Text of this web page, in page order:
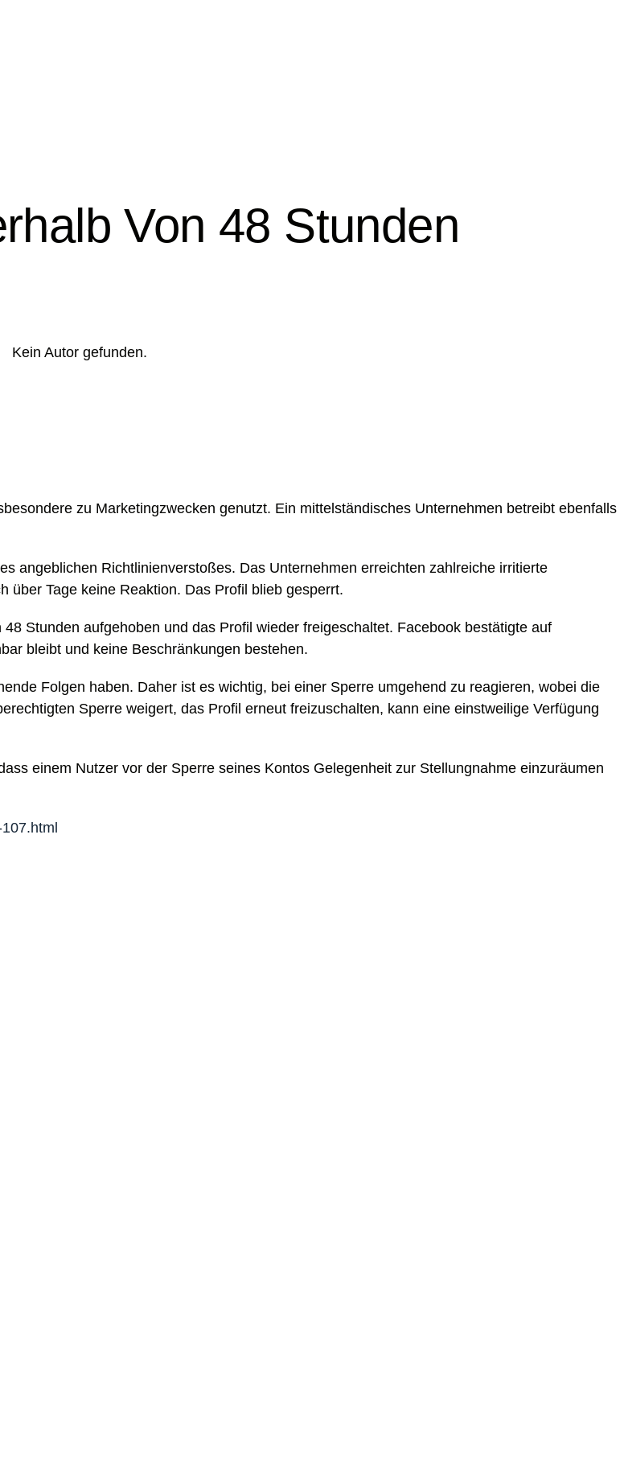
Von 48 Stunden
Kein Autor gefunden.
zu Marketingzwecken genutzt. Ein mittelständisches Unternehmen betreibt ebenfalls
angeblichen Richtlinienverstoßes. Das Unternehmen erreichten zahlreiche irritierte
über Tage keine Reaktion. Das Profil blieb gesperrt.
Stunden aufgehoben und das Profil wieder freigeschaltet. Facebook bestätigte auf
bleibt und keine Beschränkungen bestehen.
Folgen haben. Daher ist es wichtig, bei einer Sperre umgehend zu reagieren, wobei die
Sperre weigert, das Profil erneut freizuschalten, kann eine einstweilige Verfügung
einem Nutzer vor der Sperre seines Kontos Gelegenheit zur Stellungnahme einzuräumen